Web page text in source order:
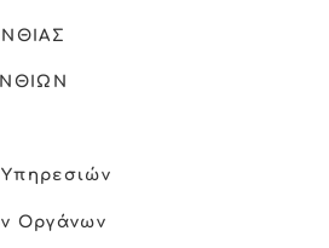
Οργάνων